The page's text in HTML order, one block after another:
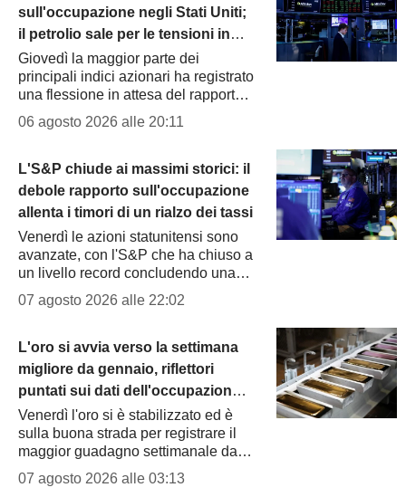
sull'occupazione negli Stati Uniti;
il petrolio sale per le tensioni in
Iran
Giovedì la maggior parte dei
principali indici azionari ha registrato
una flessione in attesa del rapporto
cruciale sull'occupazione negli Stati
Uniti previsto per venerdì, mentre i
06 agosto 2026 alle 20:11
L'S&P chiude ai massimi storici: il
debole rapporto sull'occupazione
allenta i timori di un rialzo dei tassi
Venerdì le azioni statunitensi sono
avanzate, con l'S&P che ha chiuso a
un livello record concludendo una
settimana di forti guadagni per i
principali indici. I dati hanno
07 agosto 2026 alle 22:02
L'oro si avvia verso la settimana
migliore da gennaio, riflettori
puntati sui dati dell'occupazione
negli Stati Uniti
Venerdì l'oro si è stabilizzato ed è
sulla buona strada per registrare il
maggior guadagno settimanale da
gennaio, sostenuto dal calo dei
prezzi del petrolio, mentre gli
07 agosto 2026 alle 03:13